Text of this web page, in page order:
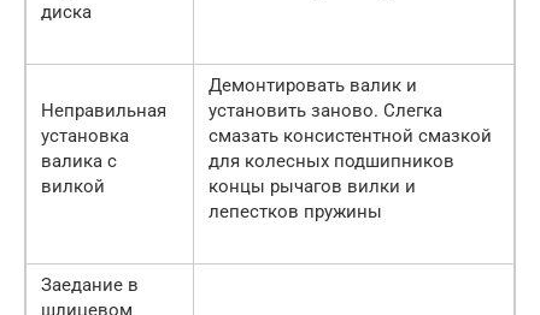
диска
Неправильная
установка
валика с
вилкой
Демонтировать валик и
установить заново. Слегка
смазать консистентной смазкой
для колесных подшипников
концы рычагов вилки и
лепестков пружины
Заедание в
шлицевом